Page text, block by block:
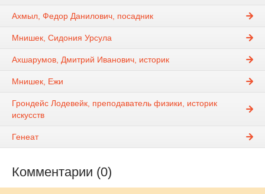
Ахмыл, Федор Данилович, посадник
Мнишек, Сидония Урсула
Ахшарумов, Дмитрий Иванович, историк
Мнишек, Ежи
Грондейс Лодевейк, преподаватель физики, историк
искусств
Генеат
Комментарии (0)